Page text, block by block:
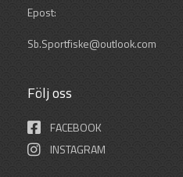
Epost:
Sb.Sportfiske@outlook.com
Följ oss
FACEBOOK
INSTAGRAM